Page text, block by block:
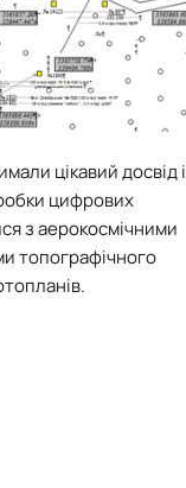
цікавий досвід і
цифрових
з аерокосмічними
топографічного